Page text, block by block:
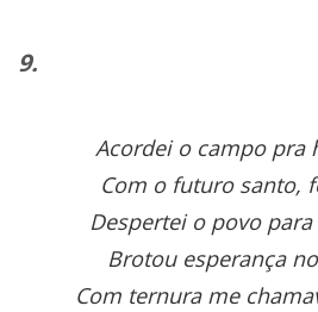
9.
Acordei o campo pra
Com o futuro santo,
Despertei o povo
Brotou esperança
Com ternura me